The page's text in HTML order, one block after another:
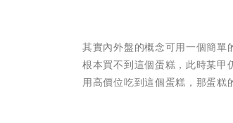
其實內外盤的概念可用一個簡單
根本買不到這個蛋糕，此時某甲
用高價位吃到這個蛋糕，那蛋糕